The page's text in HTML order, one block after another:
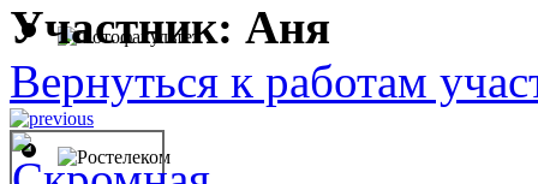
Участник: Аня
Вернуться к работам